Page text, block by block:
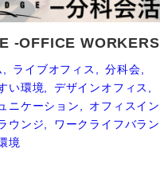
-OFFICE
ライブオフィス
分科会
い環境
デザインオフィス
ニケーション
オフィスイ
ウンジ
ワークライフバラ
境